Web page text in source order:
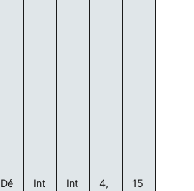
Dé
Int
Int
4,
15